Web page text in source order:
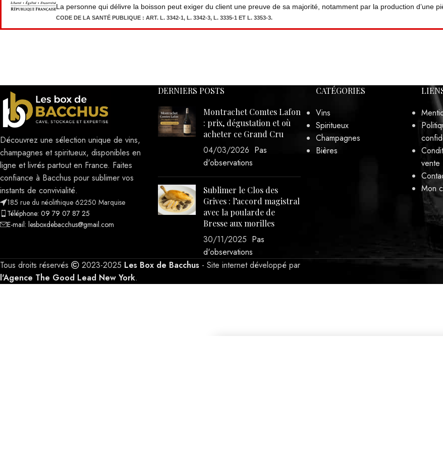
La personne qui délivre la boisson peut exiger du client une preuve de sa majorité, notamment par la production d’une
CODE DE LA SANTÉ PUBLIQUE : ART. L. 3342-1, L. 3342-3, L. 3335-1 ET L. 3353-3.
Découvrez une sélection unique de vins,
champagnes et spiritueux, disponibles en
ligne et livrés partout en France. Faites
confiance à Bacchus pour sublimer vos
instants de convivialité.
185 rue du néolithique 62250 Marquise
Téléphone: 09 79 07 87 25
E-mail: lesboxdebacchus@gmail.com
DERNIERS POSTS
Montrachet Comtes Lafon
: prix, dégustation et où
acheter ce Grand Cru
04/03/2026 Pas
d'observations
Sublimer le Clos des
Grives : l’accord magistral
avec la poularde de
Bresse aux morilles
30/11/2025 Pas
d'observations
CATÉGORIES
Vins
Spiritueux
Champagnes
Bières
vente
Mon
Tous droits réservés 2023-2025 Les Box de Bacchus - Site internet développé par
l'Agence The Good Lead New York.